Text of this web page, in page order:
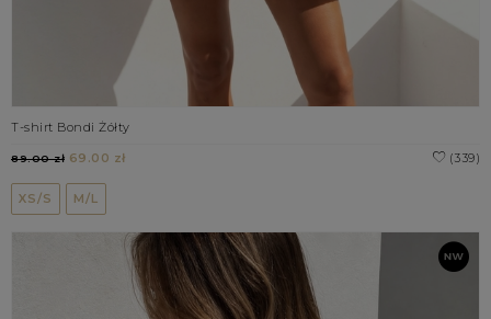
T-shirt Bondi Żółty
(339)
89.00 zł 69.00 zł
XS/S M/L